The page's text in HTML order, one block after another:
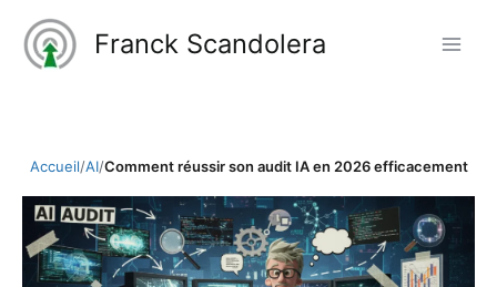
contenu
Franck Scandolera
Accueil/AI/Comment réussir son audit IA en 2026 efficacement